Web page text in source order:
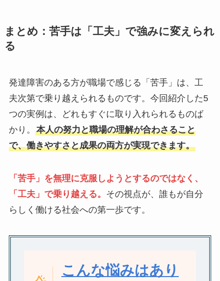
まとめ：苦手は「工夫」で強みに変えられ
る
発達障害のある方が職場で感じる「苦手」は、工
夫次第で乗り越えられるものです。今回紹介した5
つの実例は、どれもすぐに取り入れられるものば
かり。 本人の努力と職場の理解が合わさること
で、働きやすさと成果の両方が実現できます。
「苦手」を無理に克服しようとするのではなく、
「工夫」で乗り越える。 その視点が、誰もが自分
らしく働ける社会への第一歩です。
こんな悩みはあり